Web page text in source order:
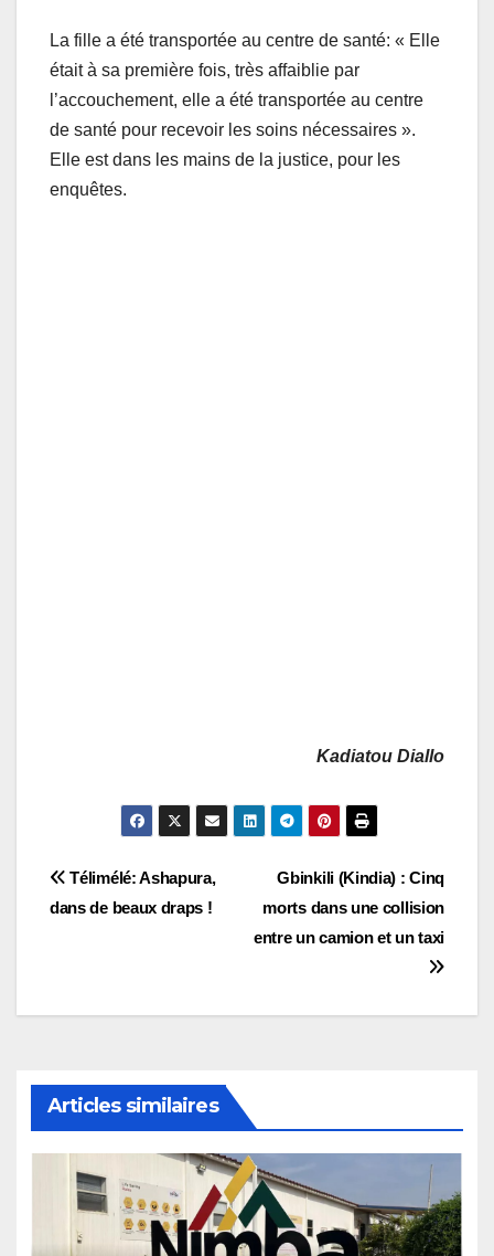
La fille a été transportée au centre de santé: « Elle
était à sa première fois, très affaiblie par
l’accouchement, elle a été transportée au centre
de santé pour recevoir les soins nécessaires ».
Elle est dans les mains de la justice, pour les
enquêtes.
Kadiatou Diallo
Navigation
Gbinkili (Kindia) : Cinq
morts dans une collision
entre un camion et un taxi
Télimélé: Ashapura,
dans de beaux draps !
Articles similaires